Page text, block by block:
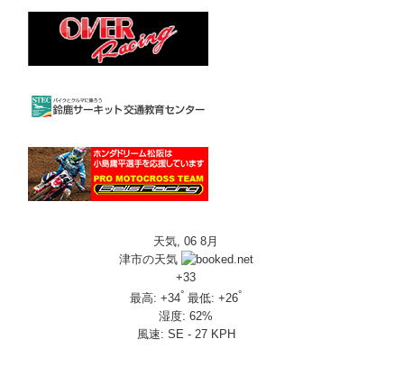
天気, 06 8月
津市の天気
+33
最高:+34° 最低:+26°
湿度:62%
風速: SE - 27 KPH